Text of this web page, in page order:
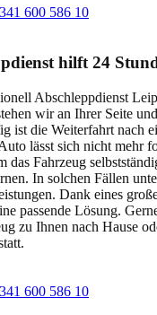
600 586 10
hilft 24
Abschleppdienst
wir an Ihrer Seite
ist die Weiterfahrt nach
lässt sich nicht mehr
das Fahrzeug
In solchen Fällen
Dank eines
passende Lösung.
zu Ihnen nach Hause
600 586 10